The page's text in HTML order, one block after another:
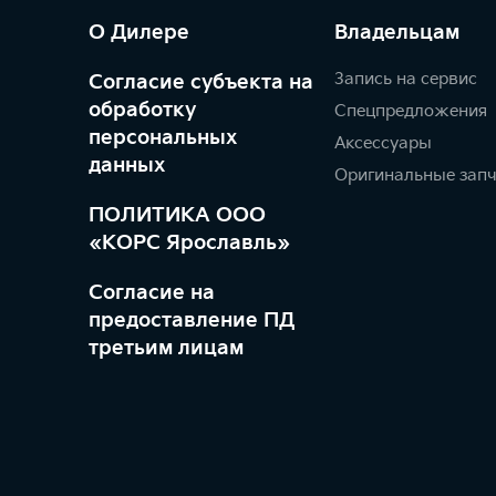
О Дилере
Согласие субъекта на
обработку
персональных
данных
ПОЛИТИКА ООО
«КОРС Ярославль»
Согласие на
предоставление ПД
третьим лицам
Владельцам
Запись на сервис
Спецпредложения
Аксессуары
Оригинальные